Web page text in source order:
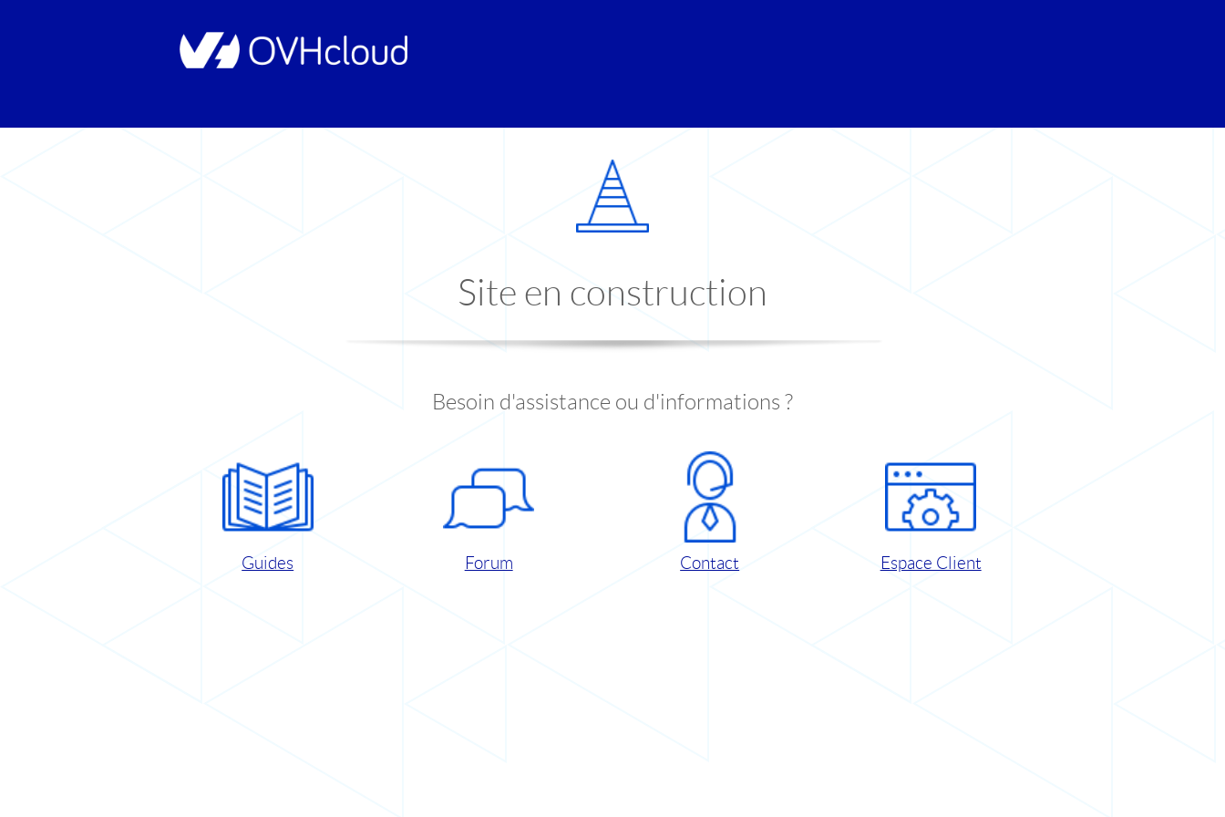
Site en construction
Besoin d'assistance ou d'informations ?
Guides Forum Contact Espace Client